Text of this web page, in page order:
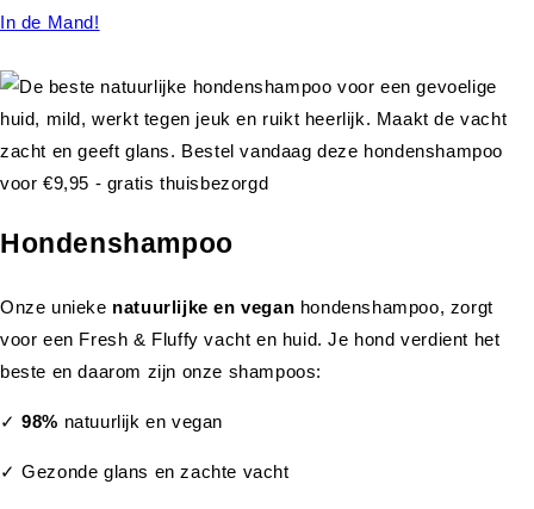
In de Mand!
Hondenshampoo
Onze unieke natuurlijke en vegan hondenshampoo, zorgt
voor een Fresh & Fluffy vacht en huid. Je hond verdient het
beste en daarom zijn onze shampoos:
✓98% natuurlijk en vegan
✓ Gezonde glans en zachte vacht